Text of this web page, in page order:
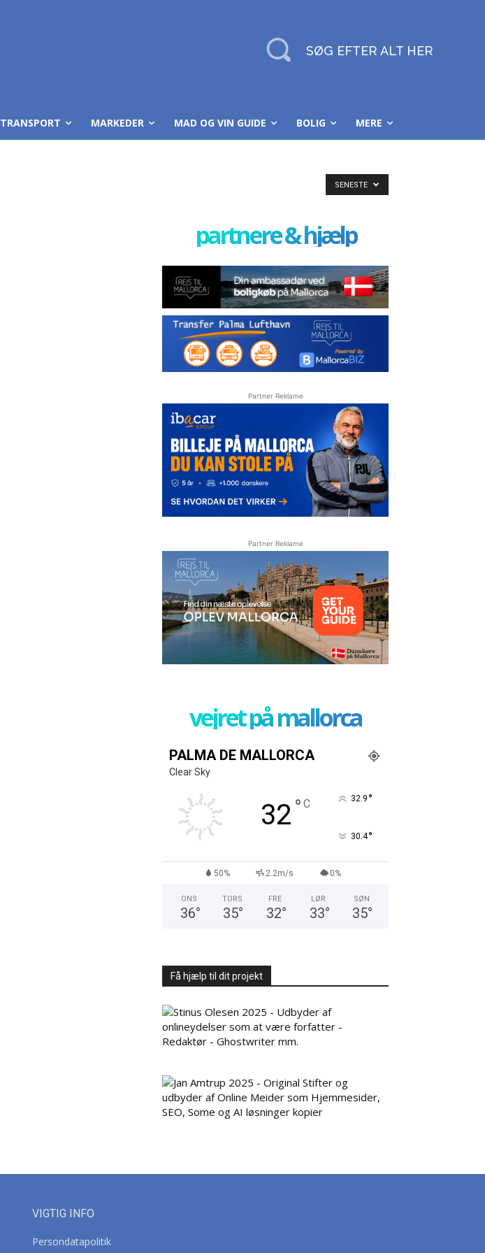
SØG EFTER ALT HER
TRANSPORT MARKEDER MAD OG VIN GUIDE BOLIG MERE
SENESTE
partnere & hjælp
Partner Reklame
Partner Reklame
vejret på mallorca
PALMA DE MALLORCA
Clear Sky
32 ° C 32.9 °
30.4°
50% 2.2m/s 0%
ONS
36°
TORS
35°
FRE
32°
LØR
33°
SØN
35°
Få hjælp til dit projekt
VIGTIG INFO
Persondatapolitik